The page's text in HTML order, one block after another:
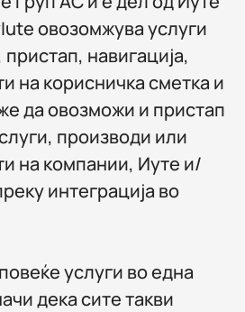
овозомжува услуги
навигација,
на корисничка сметка и
да овозможи и пристап
производи или
на компании, Иуте и/
интеграција во
услуги во една
дека сите такви